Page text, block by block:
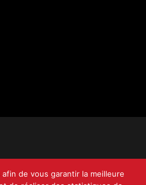
de vous garantir la meilleure